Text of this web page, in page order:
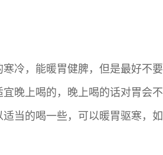
冷，能暖胃健脾，但是最好不
晚上喝的，晚上喝的话对胃会
当的喝一些，可以暖胃驱寒，